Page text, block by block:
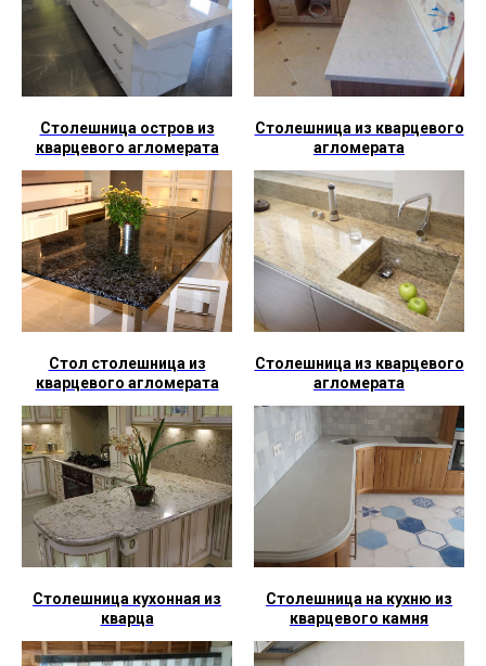
Столешница остров из
кварцевого агломерата
Столешница из кварцевого
агломерата
Стол столешница из
кварцевого агломерата
Столешница из кварцевого
агломерата
Столешница кухонная из
кварца
Столешница на кухню из
кварцевого камня